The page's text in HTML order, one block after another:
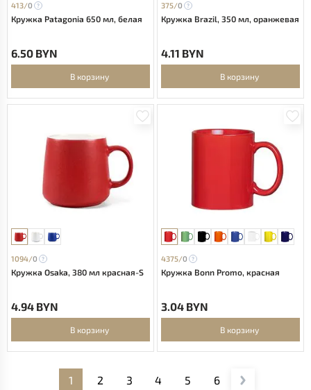
413/0
Кружка Patagonia 650 мл, белая
6.50 BYN
В корзину
375/0
Кружка Brazil, 350 мл, оранжевая
4.11 BYN
В корзину
1094/0
Кружка Osaka, 380 мл красная-S
4.94 BYN
В корзину
4375/0
Кружка Bonn Promo, красная
3.04 BYN
В корзину
1 2 3 4 5 6